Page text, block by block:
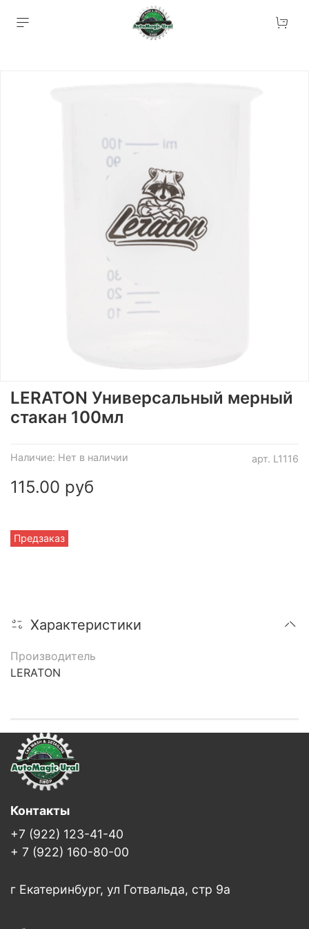
арт. L1116
Наличие: Нет в наличии
Предзаказ
LERATON Универсальный мерный
стакан 100мл
115.00 руб
Характеристики
Производитель
LERATON
Контакты
+7 (922) 123-41-40
+ 7 (922) 160-80-00
г Екатеринбург, ул Готвальда, стр 9а